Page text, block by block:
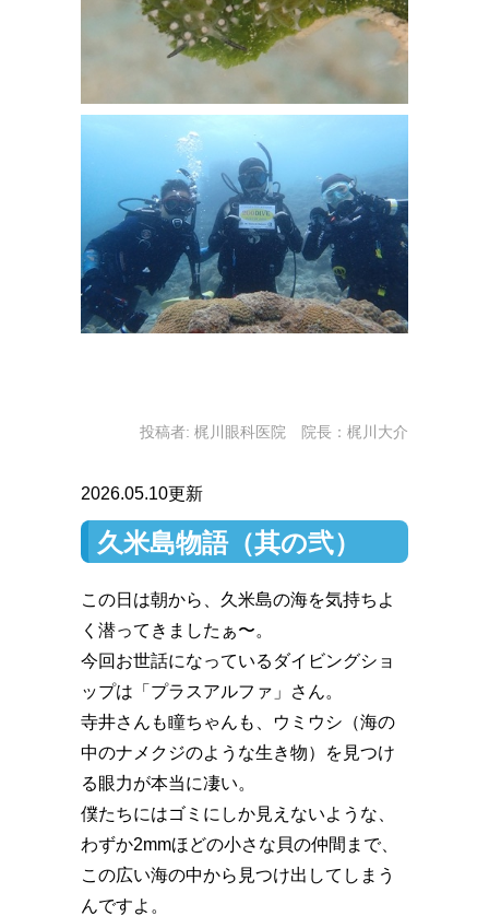
投稿者: 梶川眼科医院 院長：梶川大介
2026.05.10更新
久米島物語（其の弐）
この日は朝から、久米島の海を気持ちよ
く潜ってきましたぁ〜。
今回お世話になっているダイビングショ
ップは「プラスアルファ」さん。
寺井さんも瞳ちゃんも、ウミウシ（海の
中のナメクジのような生き物）を見つけ
る眼力が本当に凄い。
僕たちにはゴミにしか見えないような、
わずか2mmほどの小さな貝の仲間まで、
この広い海の中から見つけ出してしまう
んですよ。